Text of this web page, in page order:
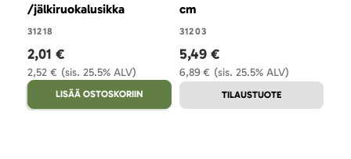
/jälkiruokalusikka
31218
(sis. 25.5% ALV)
2,52 €
2,01 €
LISÄÄ OSTOSKORIIN
cm
31203
(sis. 25.5% ALV)
6,89 €
5,49 €
TILAUSTUOTE